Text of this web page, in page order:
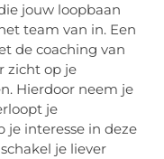
jouw loopbaan
team van in. Een
de coaching van
zicht op je
Hierdoor neem je
je
je interesse in deze
je liever